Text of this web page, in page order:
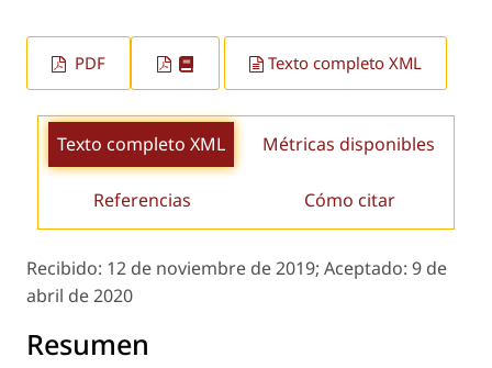
PDF Texto completo XML
Texto completo XML Métricas disponibles
Referencias Cómo citar
Recibido: 12 de noviembre de 2019; Aceptado: 9 de
abril de 2020
Resumen